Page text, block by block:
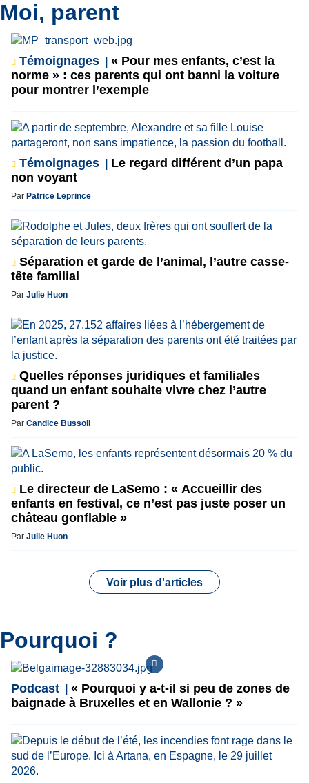
Moi, parent
Témoignages
« Pour mes enfants, c’est la
norme » : ces parents qui ont banni la voiture
pour montrer l’exemple
Témoignages
Le regard différent d’un papa
non voyant
Par Patrice Leprince
Séparation et garde de l’animal, l’autre casse-
tête familial
Par Julie Huon
Quelles réponses juridiques et familiales
quand un enfant souhaite vivre chez l’autre
parent ?
Par Candice Bussoli
Le directeur de LaSemo : « Accueillir des
enfants en festival, ce n’est pas juste poser un
château gonflable »
Par Julie Huon
Voir plus d'articles
Pourquoi ?
Podcast
« Pourquoi y a-t-il si peu de zones de
baignade à Bruxelles et en Wallonie ? »